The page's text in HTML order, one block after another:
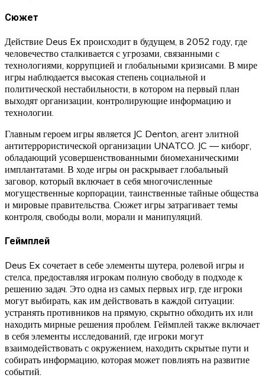
Сюжет
Действие Deus Ex происходит в будущем, в 2052 году, где
человечество сталкивается с угрозами, связанными с
технологиями, коррупцией и глобальными кризисами. В мире
игры наблюдается высокая степень социальной и
политической нестабильности, в котором на первый план
выходят организации, контролирующие информацию и
технологии.
Главным героем игры является JC Denton, агент элитной
антитеррористической организации UNATCO. JC — киборг,
обладающий усовершенствованными биомеханическими
имплантатами. В ходе игры он раскрывает глобальный
заговор, который включает в себя многочисленные
могущественные корпорации, таинственные тайные общества
и мировые правительства. Сюжет игры затрагивает темы
контроля, свободы воли, морали и манипуляций.
Геймплей
Deus Ex сочетает в себе элементы шутера, ролевой игры и
стелса, предоставляя игрокам полную свободу в подходе к
решению задач. Это одна из самых первых игр, где игроки
могут выбирать, как им действовать в каждой ситуации:
устранять противников на прямую, скрытно обходить их или
находить мирные решения проблем. Геймплей также включает
в себя элементы исследований, где игроки могут
взаимодействовать с окружением, находить скрытые пути и
собирать информацию, которая может повлиять на развитие
событий.